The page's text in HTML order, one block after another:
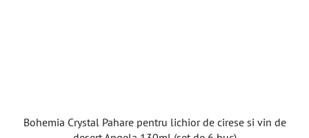
Bohemia Crystal Pahare pentru lichior de cirese si vin de